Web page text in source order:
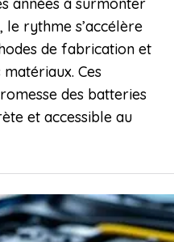
années à surmonter
le rythme s’accélère
de fabrication et
Ces
des batteries
et accessible au